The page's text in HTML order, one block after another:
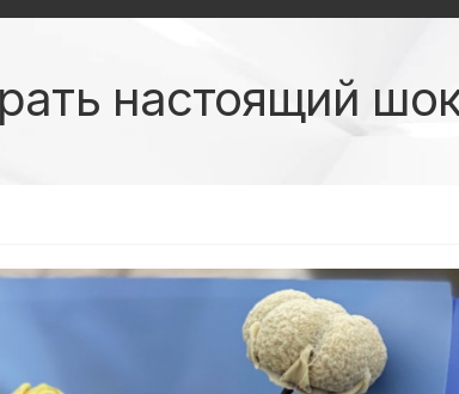
настоящий